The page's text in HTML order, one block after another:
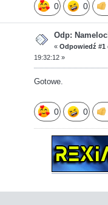
0 0
Odp:
« Odpowiedź #1
19:32:12 »
Gotowe.
0 0